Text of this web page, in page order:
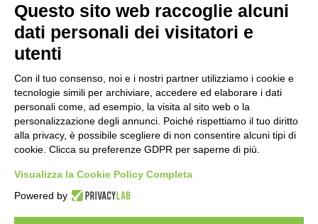
MACINACAFFÈ
ON DEMAND
DOSATORI
MACINE
ACCESSORI
AZIENDA
NEWS
PRIVACY POLICY
SEGNALAZIONI
AREA CLIENTI
CONDIZIONI DI VENDITA
RAEE
Questo sito web raccoglie alcuni
dati personali dei visitatori e
utenti
Con il tuo consenso, noi e i nostri partner utilizziamo i cookie e
tecnologie simili per archiviare, accedere ed elaborare i dati
personali come, ad esempio, la visita al sito web o la
personalizzazione degli annunci. Poiché rispettiamo il tuo diritto
alla privacy, è possibile scegliere di non consentire alcuni tipi di
cookie. Clicca su preferenze GDPR per saperne di più.
Visualizza la Cookie Policy Completa
Powered by